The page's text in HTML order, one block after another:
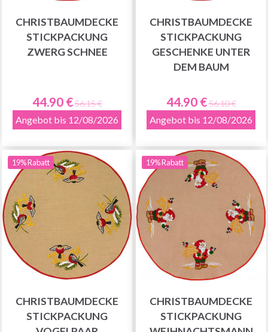
CHRISTBAUMDECKE
STICKPACKUNG
ZWERG SCHNEE
44.90 €56.15 €
Angebot bis 12/08/2026
CHRISTBAUMDECKE
STICKPACKUNG
GESCHENKE UNTER
DEM BAUM
44.90 €56.10 €
Angebot bis 12/08/2026
19% Rabatt
CHRISTBAUMDECKE
STICKPACKUNG
19% Rabatt
CHRISTBAUMDECKE
STICKPACKUNG